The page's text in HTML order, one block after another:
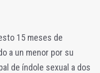
15 meses de
a un menor por su
de índole sexual a dos